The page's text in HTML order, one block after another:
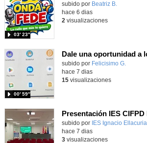
Contenido educativo.
subido por Beatriz B.
03′ 23″
hace 6 dias
2 visualizaciones
Contenido educativo.
subido por Felicisimo G.
00′ 59″
hace 7 dias
15visualizaciones
Contenido educativo.
subido por IES Ignacio Ellacuria
hace 7 dias
3visualizaciones